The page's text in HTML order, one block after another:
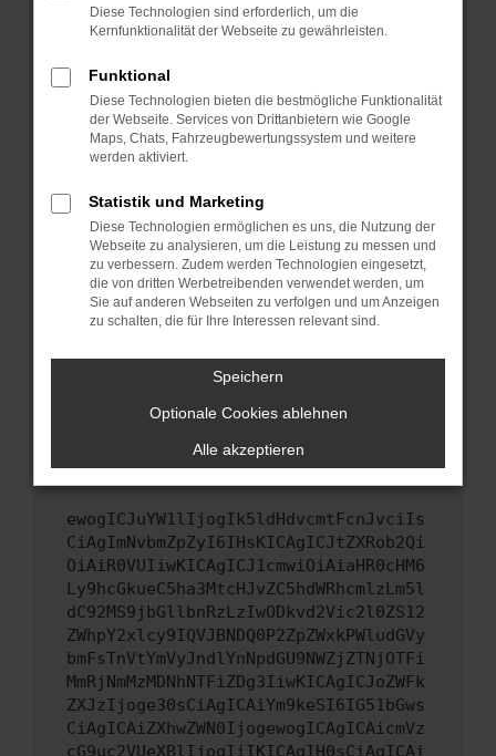
anderen Browser oder in einem privaten
Starte dein Gerät neu.
Das kann manchmal helfen, vorübergehende
Probleme zu beheben.
Stelle sicher, dass dein Browser und dein
Betriebssystem auf dem neuesten Stand
Veraltete Software birgt nicht nur ein
Sicherheitsrisiko, sondern kann auch dazu
führen, dass bestimmte Funktionen nicht mehr
unterstützt werden.
Wenn du alle oben genannten Schritte versucht
versuchen, das Problem zu beheben. Du kannst
uns diesen Text schicken, um uns bei der
Fehlersuche zu unterstützen:
ewogICJuYW1lIjogIk5ldHdvcmtFcnJvciIs
CiAgImNvbmZpZyI6IHsKICAgICJtZXRob2Qi
OiAiR0VUIiwKICAgICJ1cmwiOiAiaHR0cHM6
Ly9hcGkueC5ha3MtcHJvZC5hdWRhcmlzLm5l
dC92MS9jbGllbnRzLzIwODkvd2Vic2l0ZS12
ZWhpY2xlcy9IQVJBNDQ0P2ZpZWxkPWludGVy
bmFsTnVtYmVyJndlYnNpdGU9NWZjZTNjOTFi
MmRjNmMzMDNhNTFiZDg3IiwKICAgICJoZWFk
ZXJzIjoge30sCiAgICAiYm9keSI6IG51bGws
CiAgICAiZXhwZWN0IjogewogICAgICAicmVz
cG9uc2VUeXBlIjogIiIKICAgIH0sCiAgICAi
Diese Technologien sind erforderlich, um die
Kernfunktionalität der Webseite zu gewährleisten.
Funktional
Diese Technologien bieten die bestmögliche Funktionalität
der Webseite. Services von Drittanbietern wie Google
Maps, Chats, Fahrzeugbewertungssystem und weitere
werden aktiviert.
Statistik und Marketing
Diese Technologien ermöglichen es uns, die Nutzung der
Webseite zu analysieren, um die Leistung zu messen und
zu verbessern. Zudem werden Technologien eingesetzt,
die von dritten Werbetreibenden verwendet werden, um
Sie auf anderen Webseiten zu verfolgen und um Anzeigen
zu schalten, die für Ihre Interessen relevant sind.
Speichern
Optionale Cookies ablehnen
Alle akzeptieren